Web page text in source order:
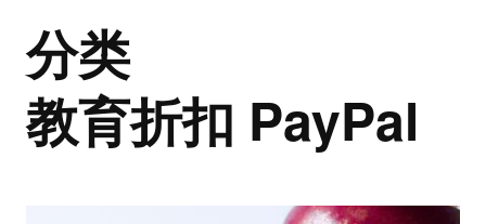
分类
教育折扣 PayPal